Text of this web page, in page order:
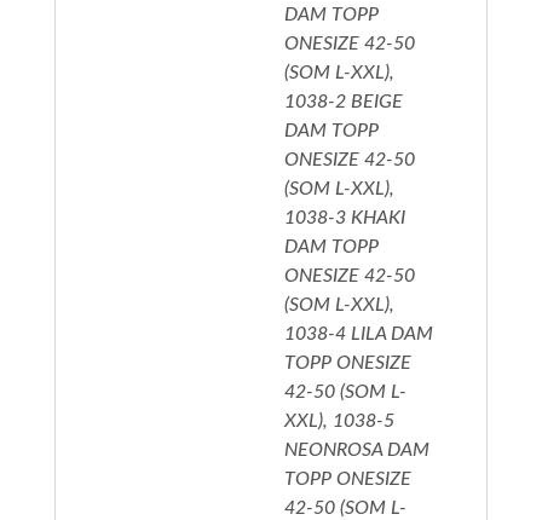
DAM TOPP
ONESIZE 42-50
(SOM L-XXL),
1038-2 BEIGE
DAM TOPP
ONESIZE 42-50
(SOM L-XXL),
1038-3 KHAKI
DAM TOPP
ONESIZE 42-50
(SOM L-XXL),
1038-4 LILA DAM
TOPP ONESIZE
42-50 (SOM L-
XXL), 1038-5
NEONROSA DAM
TOPP ONESIZE
42-50 (SOM L-